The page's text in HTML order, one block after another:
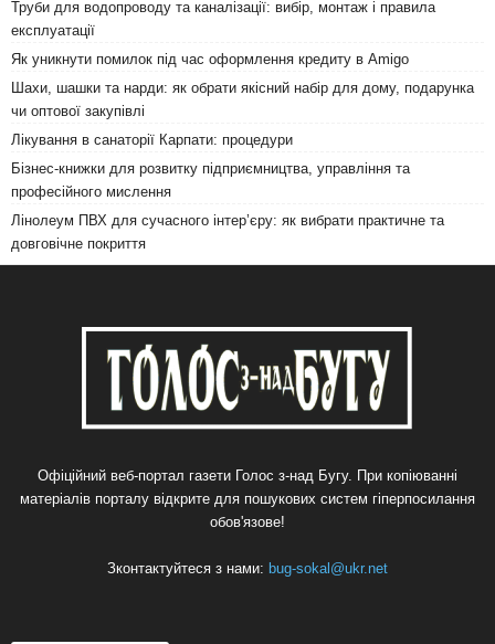
Труби для водопроводу та каналізації: вибір, монтаж і правила
експлуатації
Як уникнути помилок під час оформлення кредиту в Amigo
Шахи, шашки та нарди: як обрати якісний набір для дому, подарунка
чи оптової закупівлі
Лікування в санаторії Карпати: процедури
Бізнес-книжки для розвитку підприємництва, управління та
професійного мислення
Лінолеум ПВХ для сучасного інтер’єру: як вибрати практичне та
довговічне покриття
Офіційний веб-портал газети Голос з-над Бугу. При копіюванні
матеріалів порталу відкрите для пошукових систем гіперпосилання
обов'язове!
Зконтактуйтеся з нами: bug-sokal@ukr.net